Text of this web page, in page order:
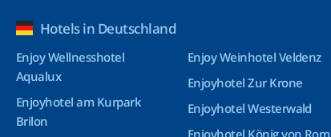
Hotels in Deutschland
Enjoy Wellnesshotel
Aqualux
Enjoyhotel am Kurpark
Brilon
Enjoy Weinhotel Veldenz
Enjoyhotel Zur Krone
Enjoyhotel Westerwald
Enjoyhotel König von Rom